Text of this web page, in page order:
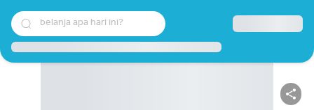
belanja apa hari ini?